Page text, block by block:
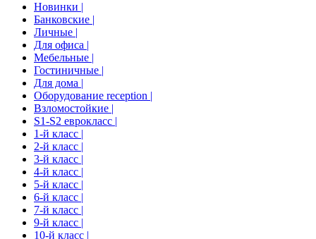
Новинки |
Банковские |
Личные |
Для офиса |
Мебельные |
Гостиничные |
Для дома |
Оборудование reception |
Взломостойкие |
S1-S2 еврокласс |
1-й класс |
2-й класс |
3-й класс |
4-й класс |
5-й класс |
6-й класс |
7-й класс |
9-й класс |
10-й класс |